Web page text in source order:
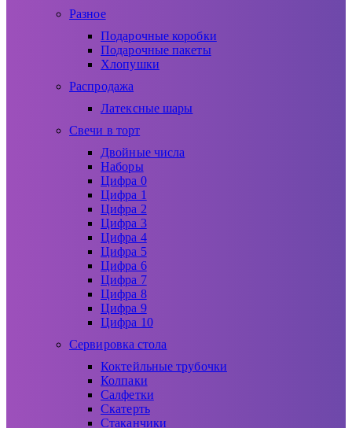
Разное
Подарочные коробки
Подарочные пакеты
Хлопушки
Распродажа
Латексные шары
Свечи в торт
Двойные числа
Наборы
Цифра 0
Цифра 1
Цифра 2
Цифра 3
Цифра 4
Цифра 5
Цифра 6
Цифра 7
Цифра 8
Цифра 9
Цифра 10
Сервировка стола
Коктейльные трубочки
Колпаки
Салфетки
Скатерть
Стаканчики